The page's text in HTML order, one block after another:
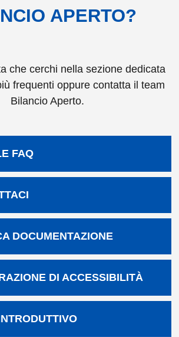
APERTO?
che cerchi nella sezione dedicata
frequenti oppure contatta il team
Bilancio Aperto.
FAQ(PDF)
DOCUMENTAZIONE(PDF)
DI ACCESSIBILITÀ
(MP4)